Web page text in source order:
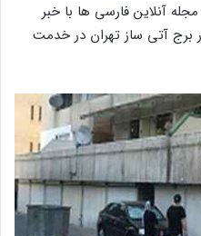
مجله آنلاین فارسی ها با خبر
آتی ساز تهران در خدمت